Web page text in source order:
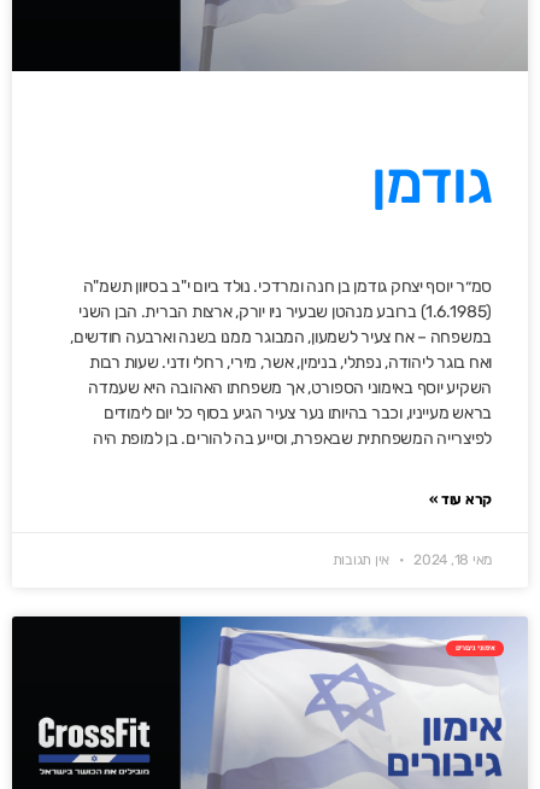
גודמן
סמ״ר יוסף יצחק גודמן בן חנה ומרדכי. נולד ביום י"ב בסיוון תשמ"ה
(1.6.1985) ברובע מנהטן שבעיר ניו יורק, ארצות הברית. הבן השני
במשפחה – אח צעיר לשמעון, המבוגר ממנו בשנה וארבעה חודשים,
ואח בוגר ליהודה, נפתלי, בנימין, אשר, מירי, רחלי ודני. שעות רבות
השקיע יוסף באימוני הספורט, אך משפחתו האהובה היא שעמדה
בראש מעייניו, וכבר בהיותו נער צעיר הגיע בסוף כל יום לימודים
לפיצרייה המשפחתית שבאפרת, וסייע בה להורים. בן למופת היה
קרא עוד »
מאי 18, 2024 אין תגובות
אימוני גיבורים